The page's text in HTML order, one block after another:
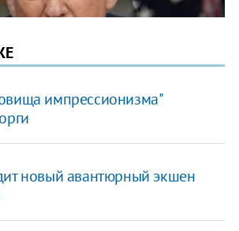
импрессионизма"
новый авантюрный экшен